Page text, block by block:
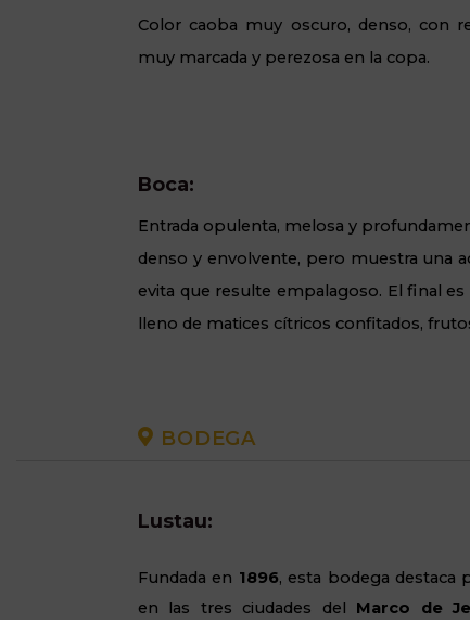
Color caoba muy oscuro, denso, con
muy marcada y perezosa en la copa.
Boca:
Entrada opulenta, melosa y
denso y envolvente, pero muestra una
evita que resulte empalagoso. El final
lleno de matices cítricos confitados,
BODEGA
Lustau:
Fundada en 1896, esta bodega destaca
en las tres ciudades del Marco de